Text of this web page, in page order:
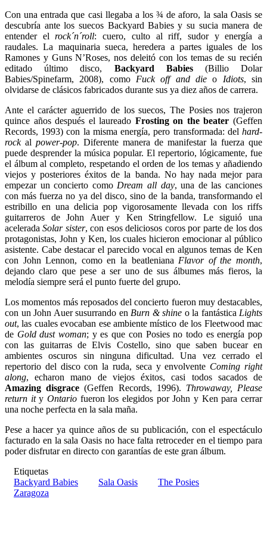
Con una entrada que casi llegaba a los ¾ de aforo, la sala Oasis se
descubría ante los suecos Backyard Babies y su sucia manera de
entender elrock´n´roll: cuero, culto al riff, sudor y energía a
raudales. La maquinaria sueca, heredera a partes iguales de los
Ramones y Guns N’Roses, nos deleitó con los temas de su recién
editado último disco, Backyard Babies(Billio Dolar
Babies/Spinefarm, 2008), como Fuck off and die o Idiots, sin
olvidarse de clásicos fabricados durante sus ya diez años de carrera.
Ante el carácter aguerrido de los suecos, The Posies nos trajeron
quince años después el laureado Frosting on the beater (Geffen
Records, 1993) con la misma energía, pero transformada: del hard-
rockal power-pop. Diferente manera de manifestar la fuerza que
puede desprender la música popular. El repertorio, lógicamente, fue
el álbum al completo, respetando el orden de los temas y añadiendo
viejos y posteriores éxitos de la banda. No hay nada mejor para
empezar un concierto como Dream all day, una de las canciones
con más fuerza no ya del disco, sino de la banda, transformando el
estribillo en una delicia pop vigorosamente llevada con los riffs
guitarreros de John Auer y Ken Stringfellow. Le siguió una
aceleradaSolar sister, con esos deliciosos coros por parte de los dos
protagonistas, John y Ken, los cuales hicieron emocionar al público
asistente. Cabe destacar el parecido vocal en algunos temas de Ken
con John Lennon, como en la beatleniana Flavor of the month,
dejando claro que pese a ser uno de sus álbumes más fieros, la
melodía siempre será el punto fuerte del grupo.
Los momentos más reposados del concierto fueron muy destacables,
con un John Auer susurrando en Burn & shine o la fantástica Lights
out, las cuales evocaban ese ambiente místico de los Fleetwood mac
de Gold dust woman; y es que con Posies no todo es energía pop
con las guitarras de Elvis Costello, sino que saben bucear en
ambientes oscuros sin ninguna dificultad. Una vez cerrado el
repertorio del disco con la ruda, seca y envolvente Coming right
along, echaron mano de viejos éxitos, casi todos sacados de
Amazing disgrace (Geffen Records, 1996). Throwaway, Please
return ityOntario fueron los elegidos por John y Ken para cerrar
una noche perfecta en la sala maña.
Pese a hacer ya quince años de su publicación, con el espectáculo
facturado en la sala Oasis no hace falta retroceder en el tiempo para
poder disfrutar en directo con garantías de este gran álbum.
Etiquetas
Backyard Babies
Sala Oasis
The Posies
Zaragoza